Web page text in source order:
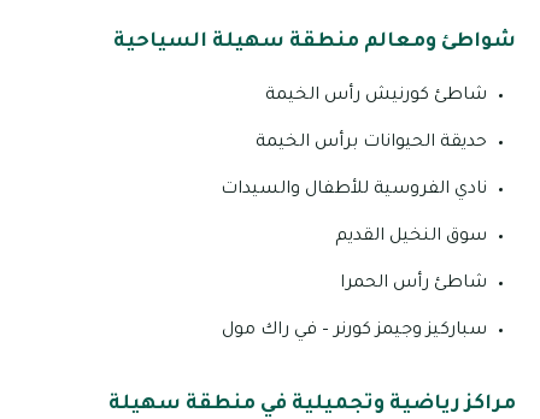
شواطئ ومعالم منطقة سهيلة السياحية
شاطئ كورنيش رأس الخيمة
حديقة الحيوانات برأس الخيمة
نادي الفروسية للأطفال والسيدات
سوق النخيل القديم
شاطئ رأس الحمرا
سباركيز وجيمز كورنر – في راك مول
مراكز رياضية وتجميلية في منطقة سهيلة